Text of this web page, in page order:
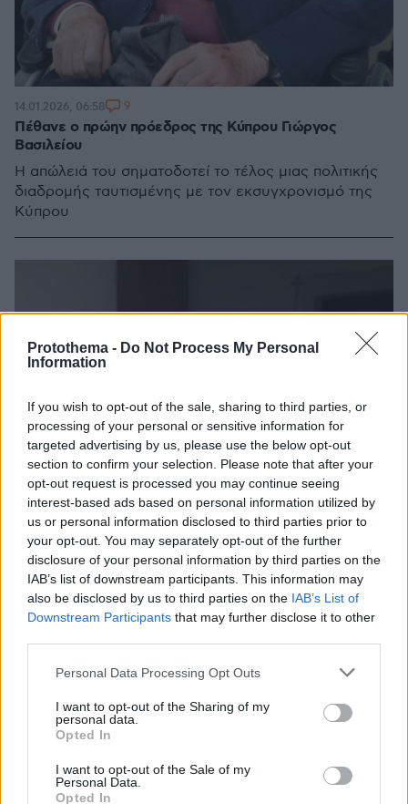
Protothema - Do Not Process My Personal
Information
If you wish to opt-out of the sale, sharing to third parties, or
processing of your personal or sensitive information for
targeted advertising by us, please use the below opt-out
section to confirm your selection. Please note that after your
opt-out request is processed you may continue seeing
interest-based ads based on personal information utilized by
us or personal information disclosed to third parties prior to
your opt-out. You may separately opt-out of the further
disclosure of your personal information by third parties on the
IAB’s list of downstream participants. This information may
also be disclosed by us to third parties on the IAB’s List of
Downstream Participants that may further disclose it to other
Please note that this website/app uses one or more Google
not limited to your visit or usage behaviour. You may click to
grant or deny consent to Google and its third-party tags to
use your data for below specified purposes in below Google
consent section.
Personal Data Processing Opt Outs
I want to opt-out of the Sharing of my
personal data.
Opted In
I want to opt-out of the Sale of my
Personal Data.
Opted In
Πέθανε ο πρώην πρόεδρος της Κύπρου Γιώργος
Βασιλείου
Η απώλειά του σηματοδοτεί το τέλος μιας πολιτικής
διαδρομής ταυτισμένης με τον εκσυγχρονισμό της
Κύπρου
14.01.2026, 06:58 9
Γιώργος Λαμπάτος: Πέρασα την κόλαση, έγινε ένα
θαύμα, δηλώνει ο ηθοποιός για το σπίτι που του
παραχωρήθηκε
Η οικογένεια του Γιώργου Βασιλείου του
παραχώρησε ένα σπίτι για να βελτιώσει τις συνθήκες
διαβίωσής του